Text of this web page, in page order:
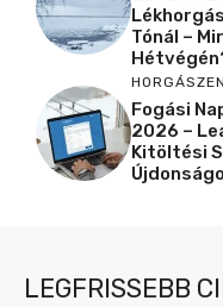
Tónál –
Fogási
2026 –
Kitöltési
LEGFRISSEBB